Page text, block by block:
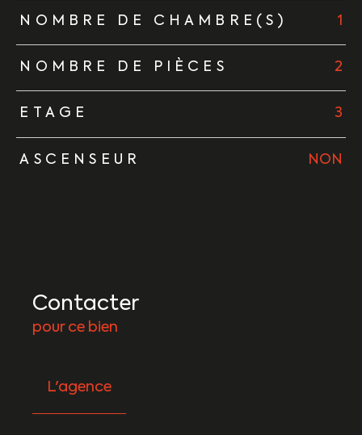
NOMBRE DE CHAMBRE(S) 1
NOMBRE DE PIÈCES 2
ETAGE 3
ASCENSEUR NON
Contacter
pour ce bien
L'agence